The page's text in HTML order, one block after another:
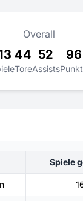
Overall
44
Tore
52
Assists
96
Spiele